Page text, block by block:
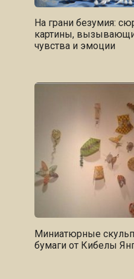
На грани безумия:
картины,
чувства и эмоции
Миниатюрные
бумаги от Кибелы